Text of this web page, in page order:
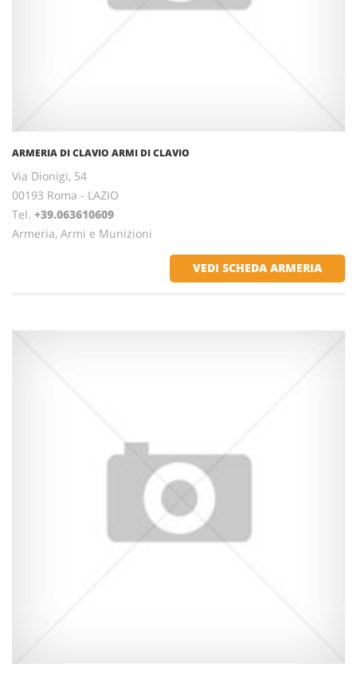
ARMERIA DI CLAVIO ARMI DI CLAVIO
Via Dionigi, 54
00193 Roma - LAZIO
Tel. +39.063610609
Armeria, Armi e Munizioni
VEDI SCHEDA ARMERIA